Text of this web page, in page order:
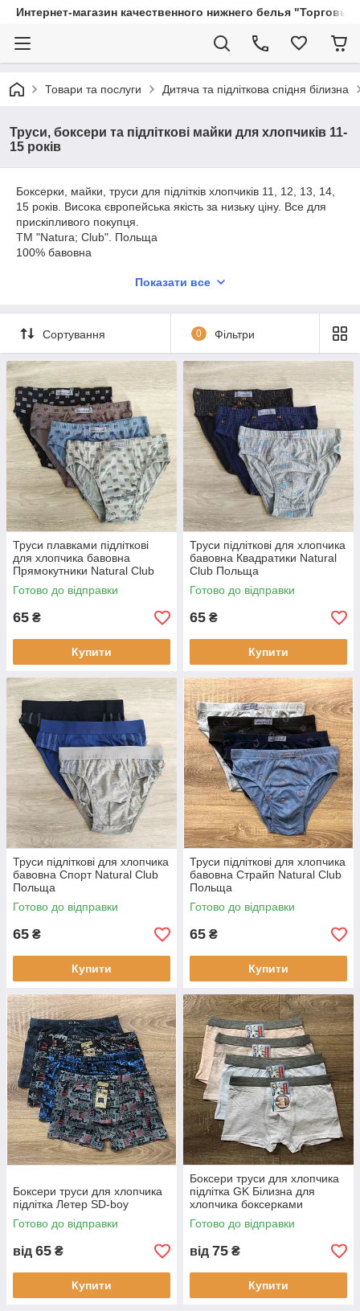
Интернет-магазин качественного нижнего белья
Товари та послуги Дитяча та підліткова спідня білизна
Труси, боксери та підліткові майки для хлопчиків 11-
15 років
Боксерки, майки, труси для підлітків хлопчиків 11, 12, 13, 14,
15 років. Висока європейська якість за низьку ціну. Все для
прискіпливого покупця.
TM "Natura; Club". Польща
100% бавовна
Показати все
Сортування 0 Фільтри
Труси плавками підліткові
для хлопчика бавовна
Прямокутники Natural Club
Польща
Готово до відправки
65 ₴
Купити
Труси підліткові для хлопчика
бавовна Квадратики Natural
Club Польща
Готово до відправки
65 ₴
Купити
Труси підліткові для хлопчика
бавовна Спорт Natural Club
Польща
Готово до відправки
65 ₴
Купити
Труси підліткові для хлопчика
бавовна Страйп Natural Club
Польща
Готово до відправки
65 ₴
Купити
Боксери труси для хлопчика
підлітка Летер SD-boy
Готово до відправки
від 65 ₴
Купити
Боксери труси для хлопчика
підлітка GK Білизна для
хлопчика боксерками
Готово до відправки
від 75 ₴
Купити